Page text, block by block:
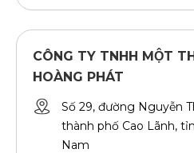
CÔNG TY TNHH MỘT
HOÀNG PHÁT
Số 29, đường Nguyễn
thành phố Cao Lãnh,
Nam